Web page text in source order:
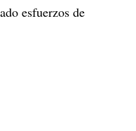
esfuerzos de